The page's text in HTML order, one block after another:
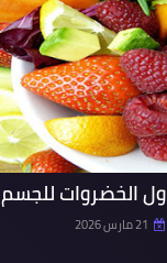
الخضروات للجسم
21 مارس 2026